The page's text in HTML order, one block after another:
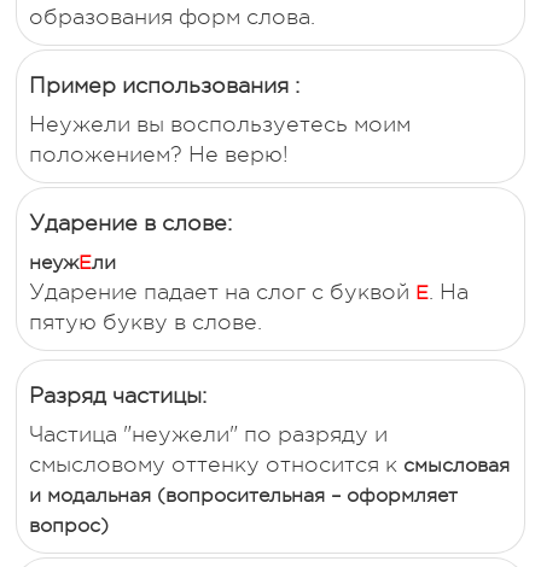
образования форм слова.
Пример использования :
Неужели вы воспользуетесь моим
положением? Не верю!
Ударение в слове:
неужЕли
Ударение падает на слог с буквой Е. На
пятую букву в слове.
Разряд частицы:
Частица "неужели" по разряду и
смысловому оттенку относится к смысловая
и модальная (вопросительная – оформляет
вопрос)